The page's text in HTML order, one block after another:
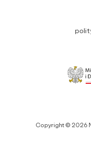
Copyright © 2026